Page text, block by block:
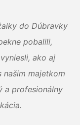
do Dúbravky
pobalili,
ako aj
našim majetkom
a profesionálny